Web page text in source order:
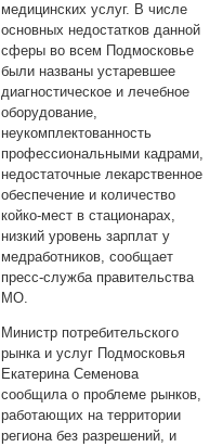
медицинских услуг. В числе
основных недостатков данной
сферы во всем Подмосковье
были названы устаревшее
диагностическое и лечебное
оборудование,
неукомплектованность
профессиональными кадрами,
недостаточные лекарственное
обеспечение и количество
койко-мест в стационарах,
низкий уровень зарплат у
медработников, сообщает
пресс-служба правительства
МО.
Министр потребительского
рынка и услуг Подмосковья
Екатерина Семенова
сообщила о проблеме рынков,
работающих на территории
региона без разрешений, и